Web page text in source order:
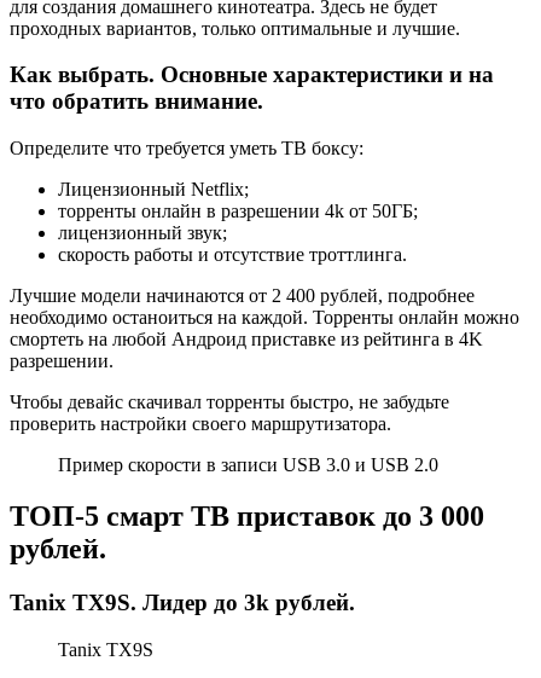
для создания домашнего кинотеатра. Здесь не будет
проходных вариантов, только оптимальные и лучшие.
Как выбрать. Основные характеристики и на
что обратить внимание.
Определите что требуется уметь ТВ боксу:
Лицензионный Netflix;
торренты онлайн в разрешении 4k от 50ГБ;
лицензионный звук;
скорость работы и отсутствие троттлинга.
Лучшие модели начинаются от 2 400 рублей, подробнее
необходимо останоиться на каждой. Торренты онлайн можно
смортеть на любой Андроид приставке из рейтинга в 4K
разрешении.
Чтобы девайс скачивал торренты быстро, не забудьте
проверить настройки своего маршрутизатора.
Пример скорости в записи USB 3.0 и USB 2.0
ТОП-5 смарт ТВ приставок до 3 000
рублей.
Tanix TX9S. Лидер до 3k рублей.
Tanix TX9S